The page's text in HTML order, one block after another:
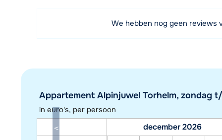
We hebben nog geen reviews
Appartement Alpinjuwel Torhelm, zondag
in euro's, per persoon
december 2026